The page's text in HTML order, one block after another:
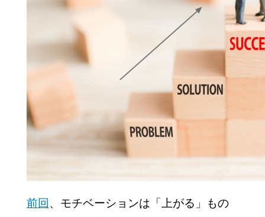
前回 、モチベーションは「上がる」もの